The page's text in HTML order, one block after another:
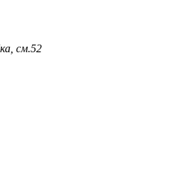
см.52